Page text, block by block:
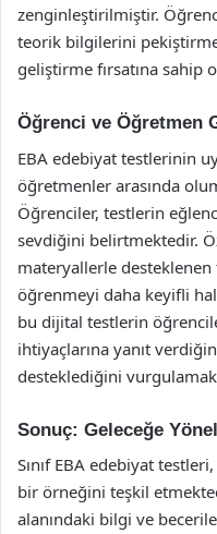
zenginleştirilmiştir.
teorik bilgilerini
geliştirme fırsatına sahip
Öğrenci ve Öğretmen
EBA edebiyat testlerinin
öğretmenler arasında
Öğrenciler, testlerin
sevdiğini belirtmektedir.
materyallerle
öğrenmeyi daha keyifli
bu dijital testlerin
ihtiyaçlarına yanıt
desteklediğini
Sonuç: Geleceğe
Sınıf EBA edebiyat
bir örneğini teşkil
alanındaki bilgi ve